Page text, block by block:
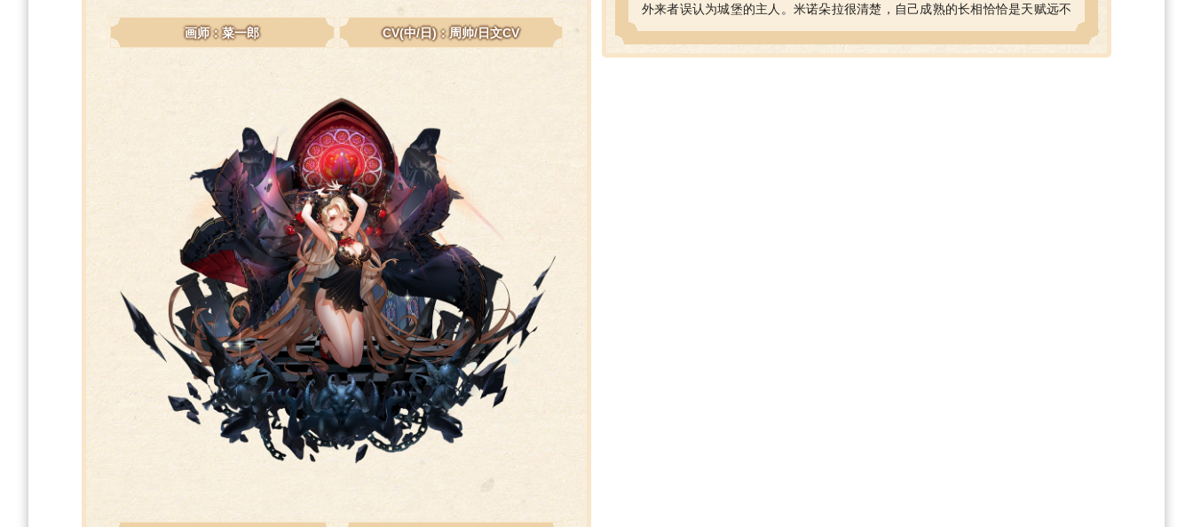
画师：菜一郎 CV(中/日)：周帅/日文CV
外来者误认为城堡的主人。米诺朵拉很清楚，自己成熟的长相恰恰是天赋远不
在她眼中，姐姐卡塔琳娜是她最尊敬的人，无论是天赋还是智慧，姐姐都是自
己只能仰望的存在，她对姐姐尊敬且信任，将姐姐视为最完美的榜样，在各方